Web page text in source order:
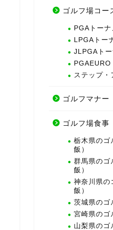
ゴルフ場コー
PGAトー
LPGAトー
JLPGAト
PGAEURO
ステップ・
ゴルフマナー
ゴルフ場食事
栃木県のゴ
飯）
群馬県のゴ
飯）
神奈川県の
飯）
茨城県のゴ
宮崎県のゴ
山梨県のゴ